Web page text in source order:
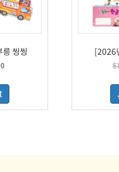
씽씽
Current
is:
[2026
$